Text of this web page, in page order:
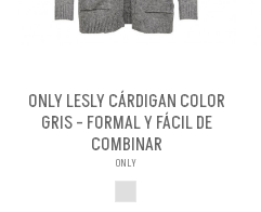
ONLY LESLY CÁRDIGAN COLOR
GRIS - FORMAL Y FÁCIL DE
COMBINAR
ONLY